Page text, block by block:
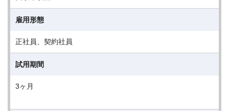
雇用形態
正社員、契約社員
試用期間
3ヶ月